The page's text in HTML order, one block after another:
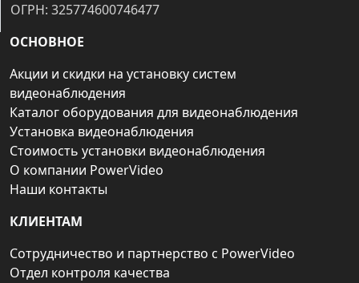
ОГРН: 325774600746477
ОСНОВНОЕ
Акции и скидки на установку систем
видеонаблюдения
Каталог оборудования для видеонаблюдения
Установка видеонаблюдения
Стоимость установки видеонаблюдения
О компании PowerVideo
Наши контакты
КЛИЕНТАМ
Сотрудничество и партнерство с PowerVideo
Отдел контроля качества